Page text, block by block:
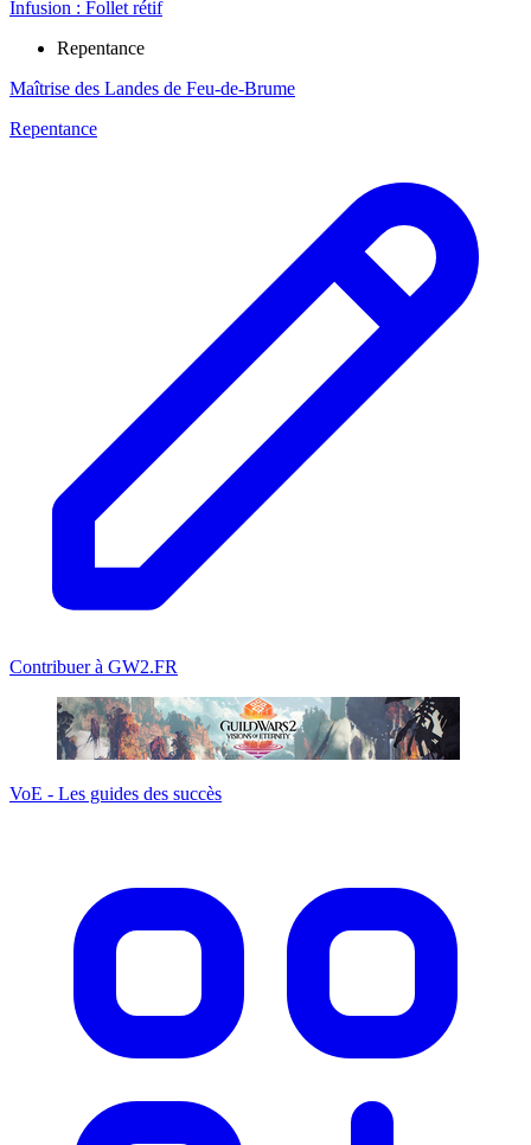
Infusion : Follet rétif
Repentance
Maîtrise des Landes de Feu-de-Brume
Repentance
Contribuer à GW2.FR
VoE - Les guides des succès